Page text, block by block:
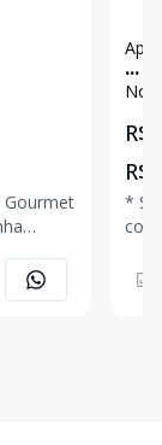
Gourmet
de
Vagas de Garagem Coberta * Edifício c
...
R$
R$
*
com
*